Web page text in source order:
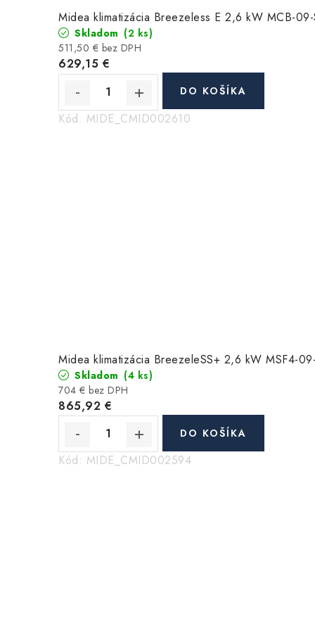
Midea klimatizácia Breezeless E 2,6 kW MCB-
Skladom (2 ks)
511,50 € bez DPH
629,15 €
DO KOŠÍKA
Kód: MIDE_CMID002610
Midea klimatizácia BreezeleSS+ 2,6 kW MSF4-
Skladom (4 ks)
704 € bez DPH
865,92 €
DO KOŠÍKA
Kód: MIDE_CMID002594